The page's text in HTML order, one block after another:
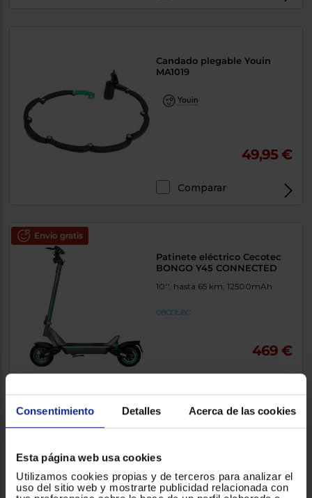
Consentimiento Detalles Acerca de las cookies
Esta página web usa cookies
Utilizamos cookies propias y de terceros para analizar el
uso del sitio web y mostrarte publicidad relacionada con
Candado plegable Youin
MA1019
49,95 €
Comparar
Envío gratis
Patinete eléctrico Cecotec
BONGO Y45 CONNECTED
10'', hasta 65 km, 12500mAh
469 €
Envío gratis
Casco Cecotec BRAINGUARD
SPRINTER GREY L-XL